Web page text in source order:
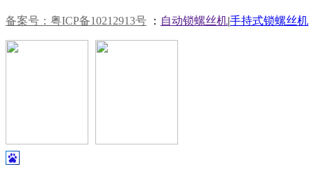
备案号：粤ICP备10212913号 ： 自动锁螺丝机|手持式锁螺丝机